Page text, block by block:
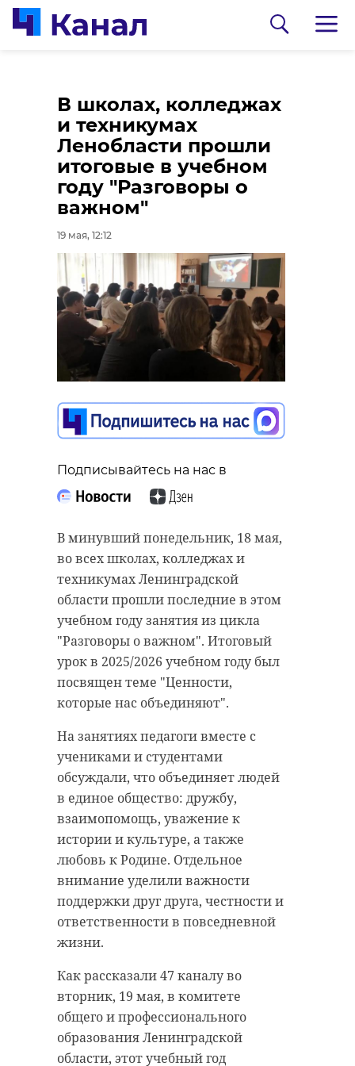
В школах, колледжах
и техникумах
Ленобласти прошли
итоговые в учебном
году "Разговоры о
важном"
19 мая, 12:12
Подписывайтесь на нас в
В минувший понедельник, 18 мая,
во всех школах, колледжах и
техникумах Ленинградской
области прошли последние в этом
учебном году занятия из цикла
"Разговоры о важном". Итоговый
урок в 2025/2026 учебном году был
посвящен теме "Ценности,
которые нас объединяют".
На занятиях педагоги вместе с
учениками и студентами
обсуждали, что объединяет людей
в единое общество: дружбу,
взаимопомощь, уважение к
истории и культуре, а также
любовь к Родине. Отдельное
внимание уделили важности
поддержки друг друга, честности и
ответственности в повседневной
жизни.
Как рассказали 47 каналу во
вторник, 19 мая, в комитете
общего и профессионального
образования Ленинградской
области, этот учебный год
Что делать, если
укусила ядовитая
змея
19 мая, 13:05
Подписывайтесь на нас в
С наступлением теплой погоды
бригады скорой помощи
выезжают на вызовы, связанные с
укусами ядовитых змей. По
данным медиков, среди
пострадавших уже есть погибшие.
Жителям и гостям 47 региона
напомнили о мерах
предосторожности и правилах
первой помощи при укусе гадюки.
Специалисты отмечают, что змеи
не нападают первыми и кусают
только если чувствуют угрозу —
например, когда на них наступают
или пытаются потревожить.
Поэтому в лесу, высокой траве, на
болотистой местности и дачных
участках рекомендуют носить
высокую обувь, внимательно
осматривать камни, пни и коряги,
а также не ставить палатки и не
раскладывать вещи без проверки
Увидев гадюку, нужно спокойно
остановиться и медленно отойти
назад, не пытаясь прогнать или
тронуть змею. Также необходимо
0:00
Фото и видео: УТ МВД по СЗФО
Ведомый куратором
подросток поджег
трансформаторную
подстанцию в
Петербурге
19 мая, 11:37
Подписывайтесь на нас в
В Санкт-Петербурге сотрудники
транспортной полиции совместно
с УФСБ и при поддержке бойцов
ОМОН "Балтика" Росгвардии
задержали 15-летнего местного
жителя, подозреваемого в поджоге
железнодорожной станции Ручьи
в Калининском районе.
По данным следствия, подросток
устроил поджог с помощью
канистры с
легковоспламеняющейся
жидкостью. Правоохранители
установили, что указания он
получал через мессенджер от
неизвестного куратора.
Следователем Санкт-Петербург-
Финляндского линейного отдела
МВД России на транспорте
заведено уголовное дело по статье
"Террористический акт".